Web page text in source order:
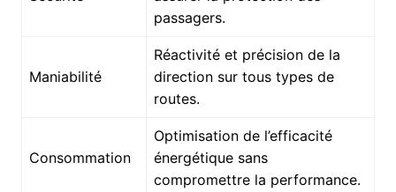
passagers.
Maniabilité
Réactivité et précision de la
direction sur tous types de
routes.
Consommation
Optimisation de l’efficacité
énergétique sans
compromettre la performance.